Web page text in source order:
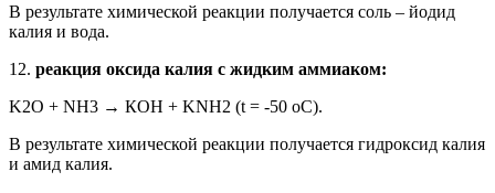
В результате химической реакции получается соль – йодид
калия и вода.
12. реакция оксида калия с жидким аммиаком:
K2O + NH3 → КОН + KNH2 (t = -50 oC).
В результате химической реакции получается гидроксид калия
и амид калия.